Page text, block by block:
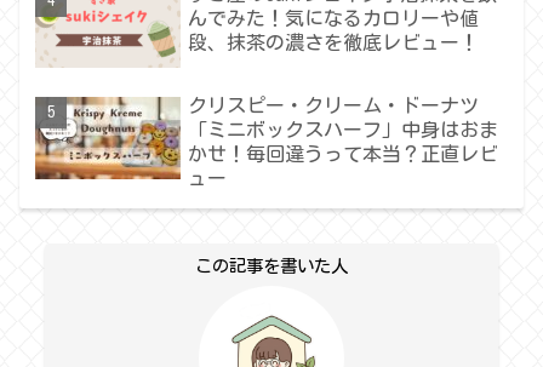
んでみた！気になるカロリーや値
段、抹茶の濃さを徹底レビュー！
クリスピー・クリーム・ドーナツ
「ミニボックスハーフ」中身はおま
かせ！毎回違うって本当？正直レビ
ュー
この記事を書いた人